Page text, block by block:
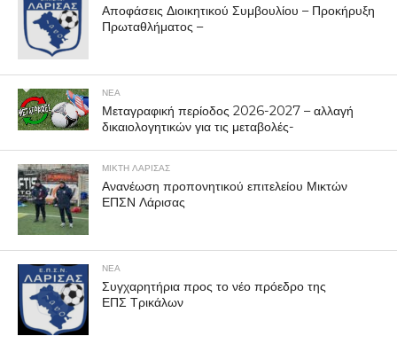
Αποφάσεις Διοικητικού Συμβουλίου – Προκήρυξη
Πρωταθλήματος –
ΝΕΑ
Μεταγραφική περίοδος 2026-2027 – αλλαγή
δικαιολογητικών για τις μεταβολές-
ΜΙΚΤΗ ΛΑΡΙΣΑΣ
Ανανέωση προπονητικού επιτελείου Μικτών
ΕΠΣΝ Λάρισας
ΝΕΑ
Συγχαρητήρια προς το νέο πρόεδρο της
ΕΠΣ Τρικάλων